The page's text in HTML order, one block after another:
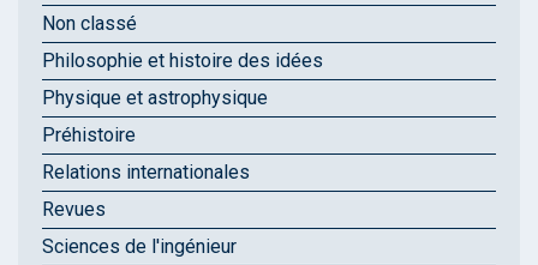
Non classé
Philosophie et histoire des idées
Physique et astrophysique
Préhistoire
Relations internationales
Revues
Sciences de l'ingénieur